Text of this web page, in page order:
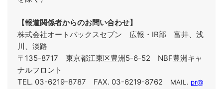
【報道関係者からのお問い合わせ】
株式会社オートバックスセブン 広報・IR部 富井、浅
川、淡路
〒135-8717 東京都江東区豊洲5-6-52 NBF豊洲キャ
ナルフロント
TEL. 03-6219-8787 FAX. 03-6219-8762
MAIL. pr@